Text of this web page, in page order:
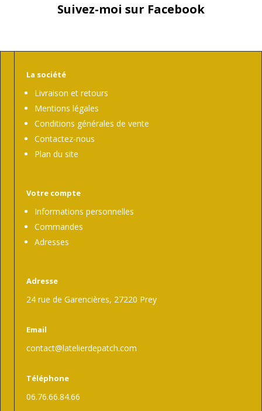
Suivez-moi sur Facebook
La société
Livraison et retours
Mentions légales
Conditions générales de vente
Contactez-nous
Plan du site
Votre compte
Informations personnelles
Commandes
Adresses
Adresse
24 rue de Garencières, 27220 Prey
Email
contact@latelierdepatch.com
Téléphone
06.76.66.84.66